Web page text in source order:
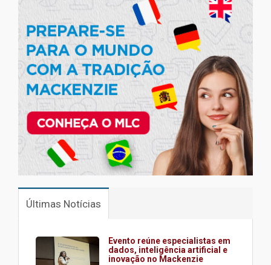
Últimas Notícias
Evento reúne especialistas em
dados, inteligência artificial e
inovação no Mackenzie